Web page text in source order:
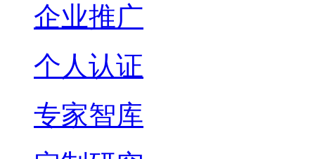
企业推广
个人认证
专家智库